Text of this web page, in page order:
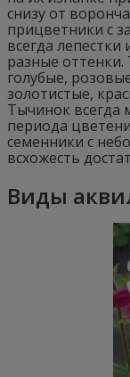
снизу от
прицветники с
всегда
разные
голубые,
золотистые,
Тычинок всегда
периода
семенники с
всхожесть
Виды